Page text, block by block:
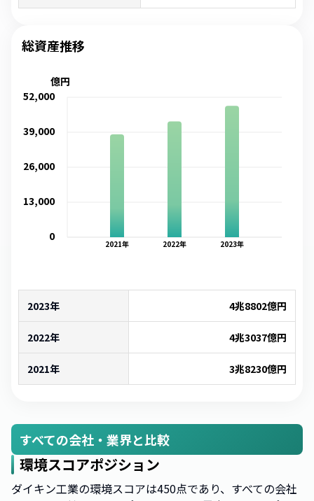
総資産推移
2021年 2022年 2023年
0
13,000
26,000
39,000
52,000
億円
2023年 4兆8802億円
2022年 4兆3037億円
2021年 3兆8230億円
すべての会社・業界と比較
環境スコアポジション
ダイキン工業の環境スコアは450点であり、すべての会社